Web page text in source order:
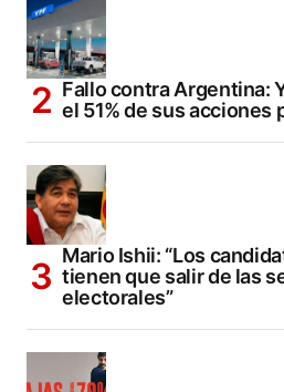
Fallo contra Argentina:
el 51% de sus acciones
Mario Ishii: “Los
tienen que salir de las
electorales”